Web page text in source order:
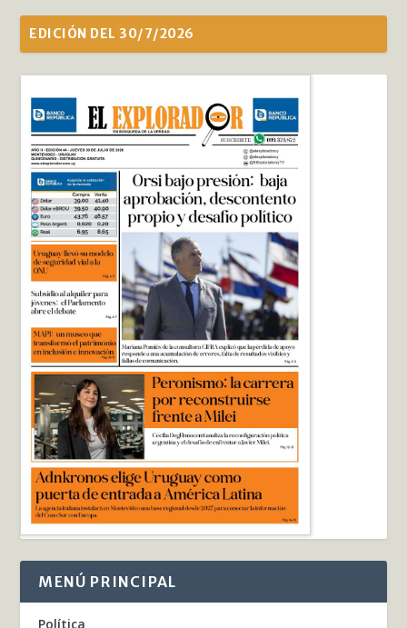
EDICIÓN DEL 30/7/2026
MENÚ PRINCIPAL
Política